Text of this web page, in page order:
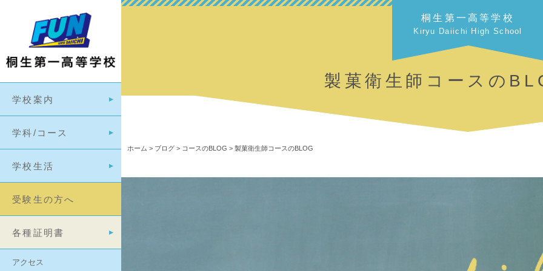
学校案内
学科/コース
学校生活
受験生の方へ
各種証明書
アクセス
桐生第一高等学校
Kiryu Daiichi High School
製菓衛生師コースの
ホーム > ブログ > コースのBLOG > 製菓衛生師コースのBLOG